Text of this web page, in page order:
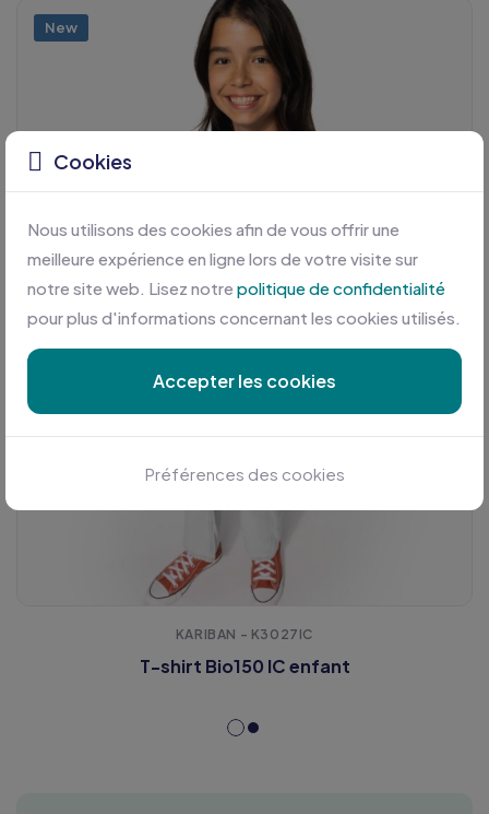
New
KARIBAN - K3027IC
T-shirt Bio150 IC enfant
Cookies
Nous utilisons des cookies afin de vous offrir une
meilleure expérience en ligne lors de votre visite sur
notre site web. Lisez notre politique de confidentialité
pour plus d'informations concernant les cookies utilisés.
Accepter les cookies
Préférences des cookies